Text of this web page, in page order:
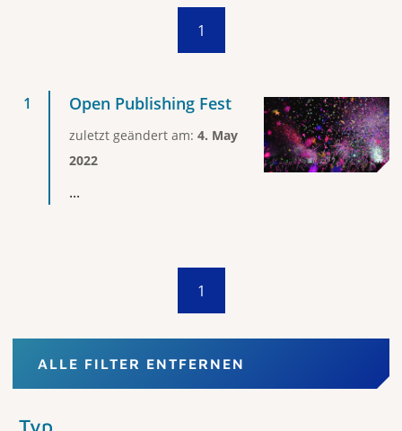
1
Open Publishing Fest
zuletzt geändert am: 4. May
2022
...
1
ALLE FILTER ENTFERNEN
Typ